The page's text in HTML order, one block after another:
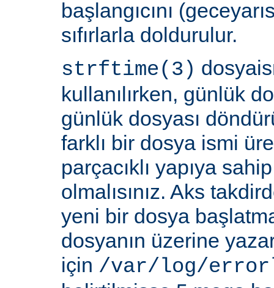
başlangıcını
sıfırlarla doldurulur.
strftime(3)
kullanılırken, günlük
günlük dosyası
farklı bir dosya ismi
parçacıklı yapıya
olmalısınız. Aks
yeni bir dosya
dosyanın üzerine
için /var/log/